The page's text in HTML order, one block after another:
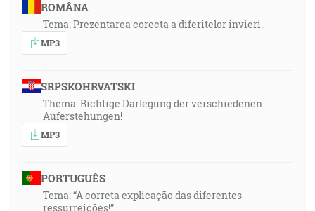
ROMÂNA
Tema: Prezentarea corecta a diferitelor invieri.
MP3
SRPSKOHRVATSKI
Thema: Richtige Darlegung der verschiedenen
Auferstehungen!
MP3
PORTUGUÊS
Tema: “A correta explicação das diferentes
ressurreições!”